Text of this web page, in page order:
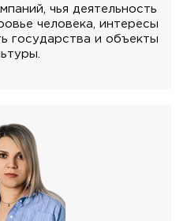
чья деятельность
человека, интересы
государства и объекты